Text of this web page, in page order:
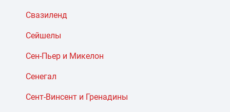
Свазиленд
Сейшелы
Сен-Пьер и Микелон
Сенегал
Сент-Винсент и Гренадины